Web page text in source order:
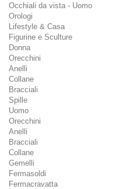
Occhiali da vista - Uomo
Orologi
Lifestyle & Casa
Figurine e Sculture
Donna
Orecchini
Anelli
Collane
Bracciali
Spille
Uomo
Orecchini
Anelli
Bracciali
Collane
Gemelli
Fermasoldi
Fermacravatta